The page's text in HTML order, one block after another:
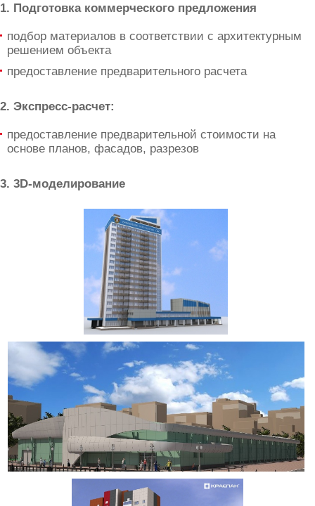
1. Подготовка коммерческого предложения
подбор материалов в соответствии с архитектурным
решением объекта
предоставление предварительного расчета
2. Экспресс-расчет:
предоставление предварительной стоимости на
основе планов, фасадов, разрезов
3. 3D-моделирование